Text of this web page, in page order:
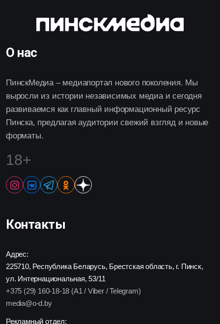
О нас
ПинскМедиа – медиапортал нового поколения. Мы
выросли из истории независимых медиа и сегодня
развиваемся как главный информационный ресурс
Пинска, предлагая аудитории свежий взгляд и новые
форматы.
18+
Контакты
Адрес:
225710, Республика Беларусь, Брестская область, г. Пинск,
ул. Интернациональная, 53/11
+375 (29) 160-18-18 (A1 / Viber / Telegram)
media@o-d.by
Рекламный отдел: